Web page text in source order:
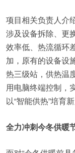
项目相关负责人介
涉及设备拆除、更
效率低、热流循环
加，原有的设备设
热三级站，供热温
用电脑终端控制，
以“智能供热”培育
全力冲刺今冬供暖